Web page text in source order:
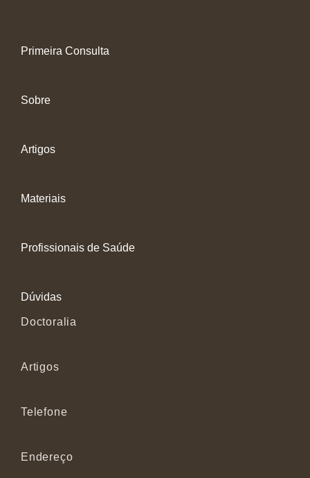
Primeira Consulta
Sobre
Artigos
Materiais
Profissionais de Saúde
Dúvidas
Doctoralia
Artigos
Telefone
Endereço